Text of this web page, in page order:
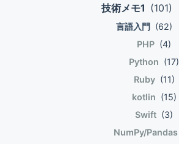
技術メモ1 (101)
言語入門 (62)
PHP (4)
Python (17)
Ruby (11)
kotlin (15)
Swift (3)
NumPy/Pandas